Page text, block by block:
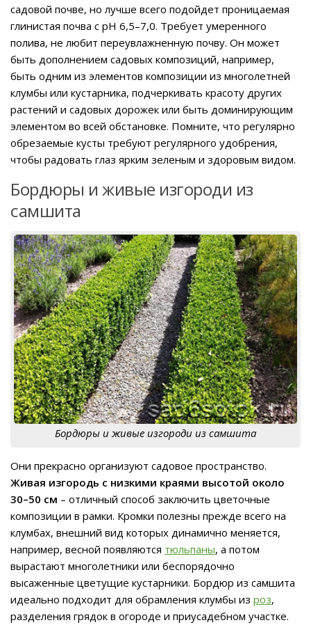
садовой почве, но лучше всего подойдет проницаемая
глинистая почва с pH 6,5–7,0. Требует умеренного
полива, не любит переувлажненную почву. Он может
быть дополнением садовых композиций, например,
быть одним из элементов композиции из многолетней
клумбы или кустарника, подчеркивать красоту других
растений и садовых дорожек или быть доминирующим
элементом во всей обстановке. Помните, что регулярно
обрезаемые кусты требуют регулярного удобрения,
чтобы радовать глаз ярким зеленым и здоровым видом.
Бордюры и живые изгороди из
самшита
Бордюры и живые изгороди из самшита
Они прекрасно организуют садовое пространство.
Живая изгородь с низкими краями высотой около
30–50 см – отличный способ заключить цветочные
композиции в рамки. Кромки полезны прежде всего на
клумбах, внешний вид которых динамично меняется,
например, весной появляются тюльпаны, а потом
вырастают многолетники или беспорядочно
высаженные цветущие кустарники. Бордюр из самшита
идеально подходит для обрамления клумбы из роз,
разделения грядок в огороде и приусадебном участке.